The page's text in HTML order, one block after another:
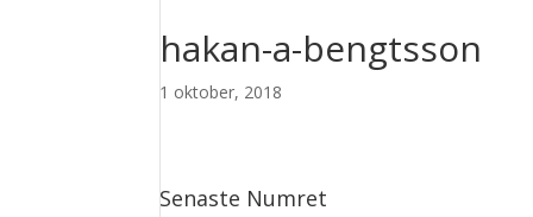
hakan-a-bengtsson
1 oktober, 2018
Senaste Numret